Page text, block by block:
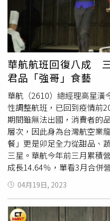
20,079 元起(未稅)、獨家飛
元起(未稅)。商務艙包含台北
稅)、台北－清邁 TWD
TWD 27,218 元起(未稅)，
的旅客，於線上旅展期間在
元回饋 1 哩；單筆消費滿 2
鼎尊無限卡購票累積消費滿
台北-峴港來回機票 24,273
24,541 元(未稅)，台北-峇里
括台北-香港來回機票最低
5,675 元 (未稅)，台北-布里
航的台北-安大略 25,701 元 (
台北-布拉格最低 24,987 元(
季航班早鳥優惠促銷，主打
（圖／翻攝自台灣虎航臉書
低 4,365 元 (未稅)，高雄-曼
仁川 8,555 元 (未稅)，高雄-
京 (成田) 10,887 元(未稅)。
購票，並於活動頁面登錄，
台北諾富特華航桃園機場飯
號及微熱山丘禮盒等好禮。
旅客，線上旅展期間在華航
5 ,000 哩，鼎尊無限卡購票
萬哩；如使用 LINE Pay 綁
費滿 15,000 元享 LINE
華航航班回復八成
君品「強哥」食藝
華航（2610）總經理高星潢
性調整航班，已回到疫情前
期間雖無法出國，消費者的
層次，因此身為台灣航空業
餐」更是卯足全力從甜品、
三星。華航今年前三月累積
成長14.64％，單看3月合併
18.71％、年增22.26％，居
綿密航網，自3月復飛台北-
復至疫前規模，並將在7月
共計11個航點，每週提供近
04月19日, 2023